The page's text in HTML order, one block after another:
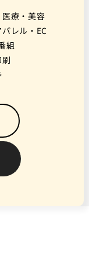
医療・美容
レル・EC
組